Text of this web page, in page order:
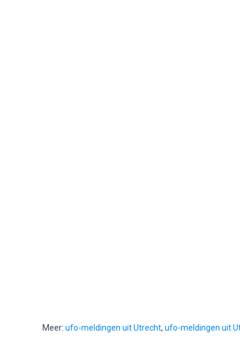
Meer: ufo-meldingen uit Utrecht, ufo-meldingen uit